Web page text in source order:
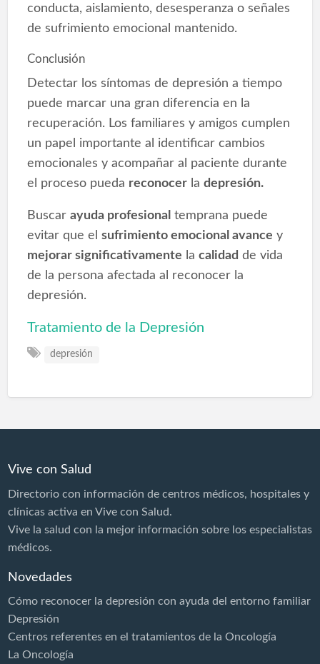
conducta, aislamiento, desesperanza o señales
de sufrimiento emocional mantenido.
Conclusión
Detectar los síntomas de depresión a tiempo
puede marcar una gran diferencia en la
recuperación. Los familiares y amigos cumplen
un papel importante al identificar cambios
emocionales y acompañar al paciente durante
el proceso pueda reconocerla depresión.
Buscar ayuda profesional temprana puede
evitar que el sufrimiento emocional avance y
mejorar significativamente la calidad de vida
de la persona afectada al reconocer la
depresión.
Tratamiento de la Depresión
depresión
Vive con Salud
Directorio con información de centros médicos, hospitales y
clínicas activa en Vive con Salud.
Vive la salud con la mejor información sobre los especialistas
médicos.
Novedades
Cómo reconocer la depresión con ayuda del entorno familiar
Depresión
Centros referentes en el tratamientos de la Oncología
La Oncología